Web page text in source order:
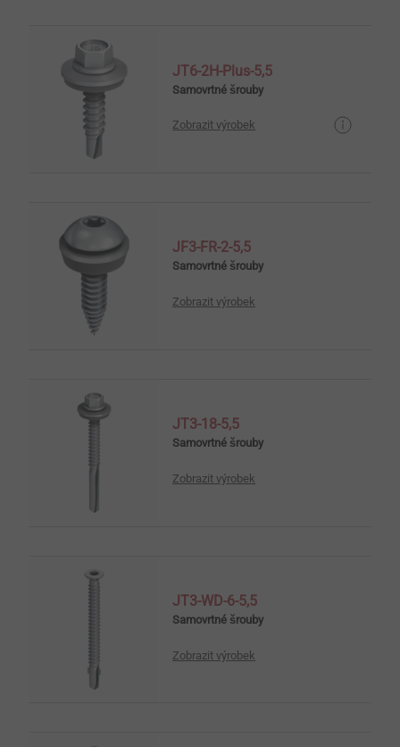
JT6-2H-Plus-5,5
Samovrtné šrouby
Zobrazit výrobek
JF3-FR-2-5,5
Samovrtné šrouby
Zobrazit výrobek
JT3-18-5,5
Samovrtné šrouby
Zobrazit výrobek
JT3-WD-6-5,5
Samovrtné šrouby
Zobrazit výrobek